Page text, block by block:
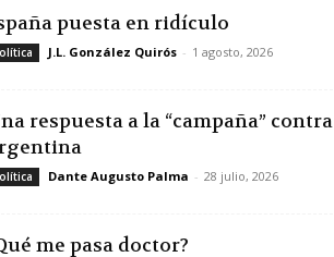
puesta en ridículo
J.L. González Quirós - 1 agosto, 2026
respuesta a la “campaña” contra
Dante Augusto Palma - 28 julio, 2026
me pasa doctor?